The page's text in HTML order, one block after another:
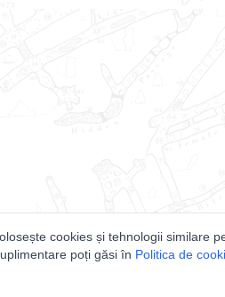
cookies și tehnologii similare
poți găsi în Politica de